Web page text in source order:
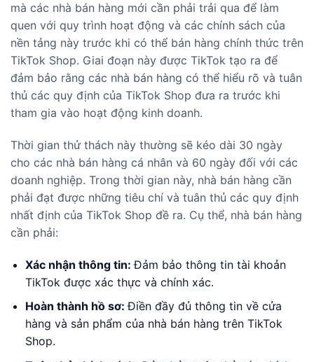
mà các nhà bán hàng mới cần phải trải qua để làm
quen với quy trình hoạt động và các chính sách của
nền tảng này trước khi có thể bán hàng chính thức trên
TikTok Shop. Giai đoạn này được TikTok tạo ra để
đảm bảo rằng các nhà bán hàng có thể hiểu rõ và tuân
thủ các quy định của TikTok Shop đưa ra trước khi
tham gia vào hoạt động kinh doanh.
Thời gian thử thách này thường sẽ kéo dài 30 ngày
cho các nhà bán hàng cá nhân và 60 ngày đối với các
doanh nghiệp. Trong thời gian này, nhà bán hàng cần
phải đạt được những tiêu chí và tuân thủ các quy định
nhất định của TikTok Shop đề ra. Cụ thể, nhà bán hàng
cần phải:
Xác nhận thông tin:Đảm bảo thông tin tài khoản
TikTok được xác thực và chính xác.
Hoàn thành hồ sơ:Điền đầy đủ thông tin về cửa
hàng và sản phẩm của nhà bán hàng trên TikTok
Shop.